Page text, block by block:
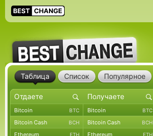
Таблица Список Популярное
Bitcoin BTC Bitcoin BTC
Bitcoin Cash BCH Bitcoin Cash BCH
Ethereum ETH Ethereum ETH